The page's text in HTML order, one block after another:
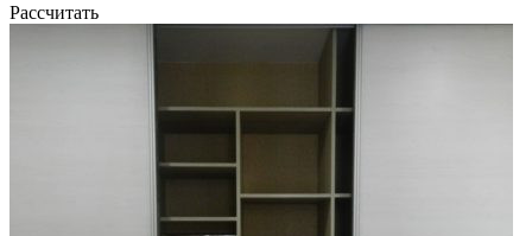
Рассчитать